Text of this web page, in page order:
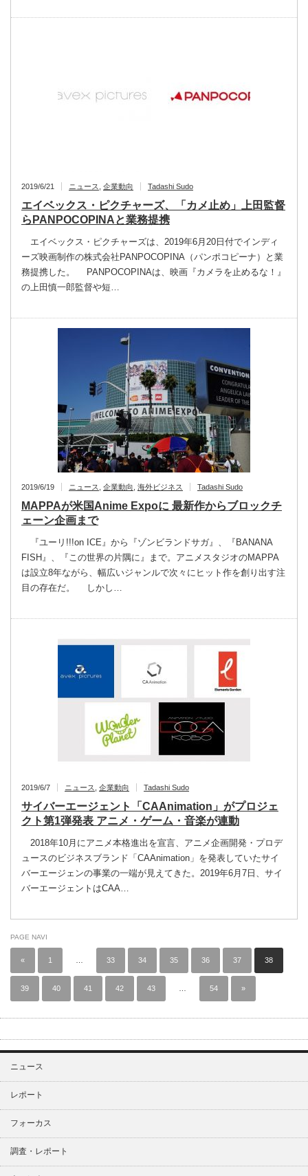
2019/6/21 ニュース 企業動向 Tadashi Sudo
エイベックス・ピクチャーズ、「カメ止め」上田監督
らPANPOCOPINAと業務提携
エイベックス・ピクチャーズは、2019年6月20日付でインディ
ーズ映画制作の株式会社PANPOCOPINA（パンポコピーナ）と業
務提携した。 PANPOCOPINAは、映画『カメラを止めるな！』
の上田慎一郎監督や短…
2019/6/19 ニュース 企業動向 海外ビジネス Tadashi Sudo
MAPPAが米国Anime Expoに 最新作からブロックチ
ェーン企画まで
『ユーリ!!!on ICE』から『ゾンビランドサガ』、『BANANA
FISH』、『この世界の片隅に』まで。アニメスタジオのMAPPA
は設立8年ながら、幅広いジャンルで次々にヒット作を創り出す注
目の存在だ。 しかし…
2019/6/7 ニュース 企業動向 Tadashi Sudo
サイバーエージェント「CAAnimation」がプロジェ
クト第1弾発表 アニメ・ゲーム・音楽が連動
2018年10月にアニメ本格進出を宣言、アニメ企画開発・プロデ
ュースのビジネスブランド「CAAnimation」を発表していたサイ
バーエージェンの事業の一端が見えてきた。2019年6月7日、サイ
バーエージェントはCAA…
PAGE NAVI
« 1 33 34 35 36 37 38
39 40 41 42 43 54 »
ニュース
レポート
フォーカス
調査・レポート